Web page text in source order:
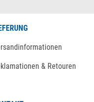
& Retouren